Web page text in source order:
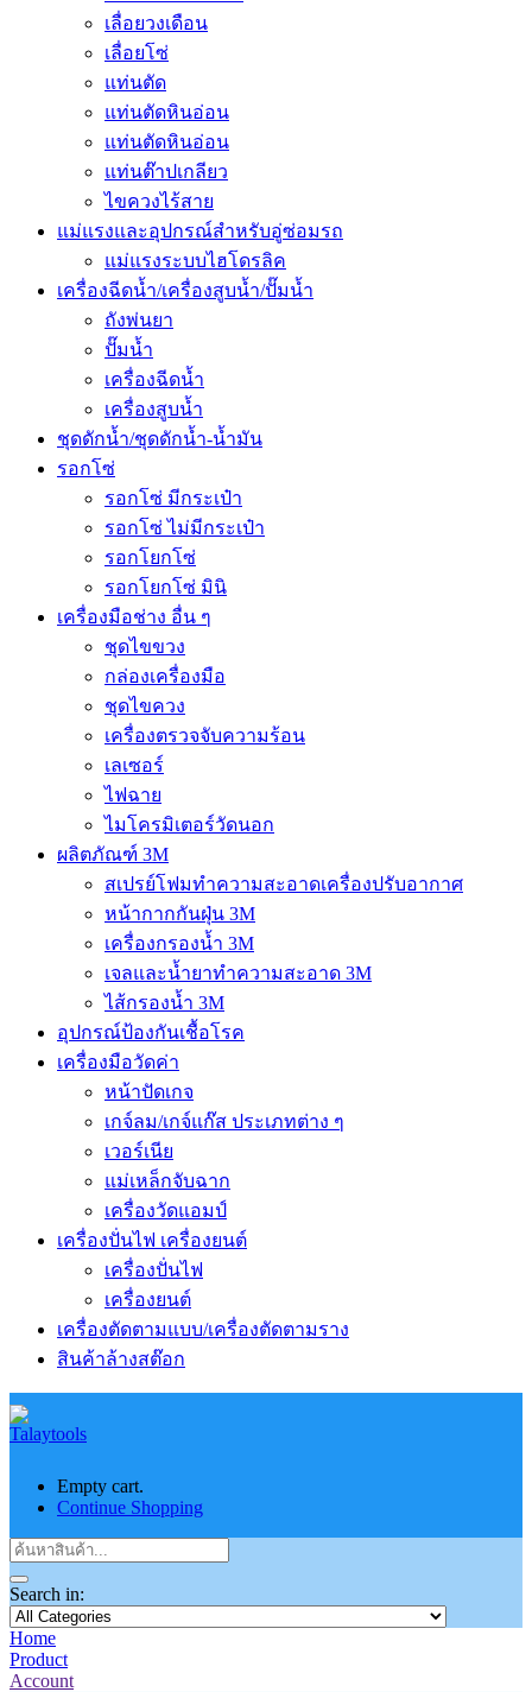
เลื่อยวงเดือน
เลื่อยโซ่
แท่นตัด
แท่นตัดหินอ่อน
แท่นตัดหินอ่อน
แท่นต๊าปเกลียว
ไขควงไร้สาย
แม่แรงและอุปกรณ์สำหรับอู่ซ่อมรถ
แม่แรงระบบไฮโดรลิค
เครื่องฉีดน้ำ/เครื่องสูบน้ำ/ปั๊มน้ำ
ถังพ่นยา
ปั๊มน้ำ
เครื่องฉีดน้ำ
เครื่องสูบน้ำ
ชุดดักน้ำ/ชุดดักน้ำ-น้ำมัน
รอกโซ่
รอกโซ่ มีกระเป๋า
รอกโซ่ ไม่มีกระเป๋า
รอกโยกโซ่
รอกโยกโซ่ มินิ
เครื่องมือช่าง อื่น ๆ
ชุดไขขวง
กล่องเครื่องมือ
ชุดไขควง
เครื่องตรวจจับความร้อน
เลเซอร์
ไฟฉาย
ไมโครมิเตอร์วัดนอก
ผลิตภัณฑ์ 3M
สเปรย์โฟมทำความสะอาดเครื่องปรับอากาศ
หน้ากากกันฝุ่น 3M
เครื่องกรองน้ำ 3M
เจลและน้ำยาทำความสะอาด 3M
ไส้กรองน้ำ 3M
อุปกรณ์ป้องกันเชื้อโรค
เครื่องมือวัดค่า
หน้าปัดเกจ
เกจ์ลม/เกจ์แก๊ส ประเภทต่าง ๆ
เวอร์เนีย
แม่เหล็กจับฉาก
เครื่องวัดแอมป์
เครื่องปั่นไฟ เครื่องยนต์
เครื่องปั่นไฟ
เครื่องยนต์
เครื่องตัดตามแบบ/เครื่องตัดตามราง
สินค้าล้างสต๊อก
Empty cart.
Continue Shopping
Search in:
Home
Product
Account